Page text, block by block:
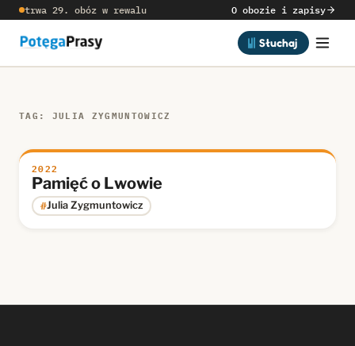
trwa 29. obóz w rewalu O obozie i zapisy
Słuchaj
TAG: JULIA ZYGMUNTOWICZ
2022
Pamięć o Lwowie
#Julia Zygmuntowicz